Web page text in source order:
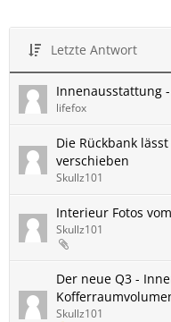
Letzte Antwort
Innenausstattung
lifefox
Die Rückbank
verschieben
Skullz101
Interieur Fotos
Skullz101
Der neue Q3 -
Skullz101